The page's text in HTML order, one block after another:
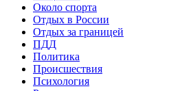
Около спорта
Отдых в России
Отдых за границей
ПДД
Политика
Происшествия
Психология